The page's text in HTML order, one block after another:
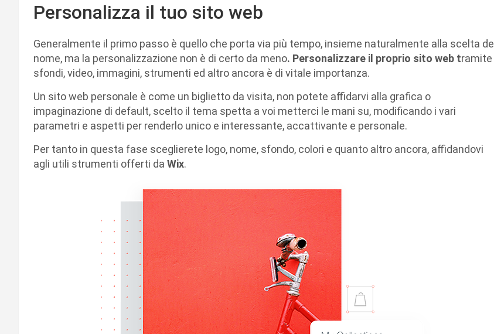
Personalizza il tuo sito web
Generalmente il primo passo è quello che porta via più tempo, insieme naturalmente alla scelta del
nome, ma la personalizzazione non è di certo da meno. Personalizzare il proprio sito web tramite
sfondi, video, immagini, strumenti ed altro ancora è di vitale importanza.
Un sito web personale è come un biglietto da visita, non potete affidarvi alla grafica o
impaginazione di default, scelto il tema spetta a voi metterci le mani su, modificando i vari
parametri e aspetti per renderlo unico e interessante, accattivante e personale.
Per tanto in questa fase sceglierete logo, nome, sfondo, colori e quanto altro ancora, affidandovi
agli utili strumenti offerti da Wix.